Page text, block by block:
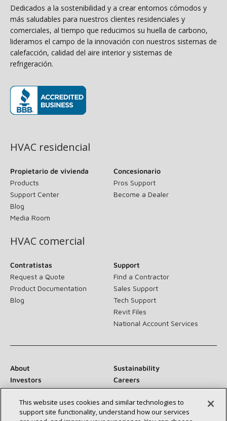
Dedicados a la sostenibilidad y a crear entornos cómodos y
más saludables para nuestros clientes residenciales y
comerciales, al tiempo que reducimos su huella de carbono,
lideramos el campo de la innovación con nuestros sistemas de
calefacción, calidad del aire interior y sistemas de
refrigeración.
HVAC residencial
Propietario de vivienda
Products
Support Center
Blog
Media Room
Concesionario
Pros Support
Become a Dealer
HVAC comercial
Contratistas
Request a Quote
Product Documentation
Blog
Support
Find a Contractor
Sales Support
Tech Support
Revit Files
National Account Services
About
Sustainability
Investors
Careers
Suppliers
Contact Us
Newsroom
This website uses cookies and similar technologies to
support site functionality, understand how our services